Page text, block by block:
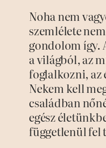
Noha nem
szemlélete
gondolom így.
a világból, az
foglalkozni, az
Nekem kell
családban
egész
függetlenül fel